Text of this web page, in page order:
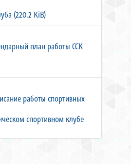
(220.2 KiB)
план работы ССК
работы спортивных
спортивном клубе